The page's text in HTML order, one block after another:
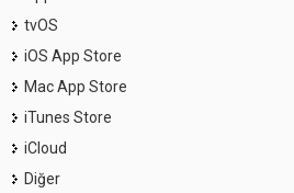
tvOS
iOS App Store
Mac App Store
iTunes Store
iCloud
Diğer